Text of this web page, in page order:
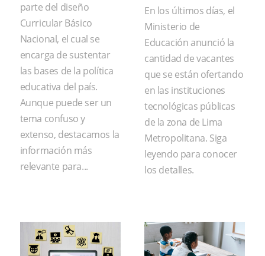
parte del diseño
Curricular Básico
Nacional, el cual se
encarga de sustentar
las bases de la política
educativa del país.
Aunque puede ser un
tema confuso y
extenso, destacamos la
información más
relevante para...
En los últimos días, el
Ministerio de
Educación anunció la
cantidad de vacantes
que se están ofertando
en las instituciones
tecnológicas públicas
de la zona de Lima
Metropolitana. Siga
leyendo para conocer
los detalles.